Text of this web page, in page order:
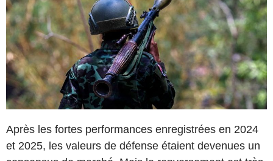
Après les fortes performances enregistrées en 2024
et 2025, les valeurs de défense étaient devenues un